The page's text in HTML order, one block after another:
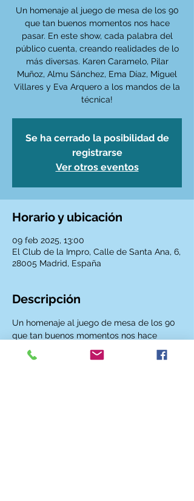
Un homenaje al juego de mesa de los 90
que tan buenos momentos nos hace
pasar. En este show, cada palabra del
público cuenta, creando realidades de lo
más diversas. Karen Caramelo, Pilar
Muñoz, Almu Sánchez, Ema Díaz, Miguel
Villares y Eva Arquero a los mandos de la
técnica!
Se ha cerrado la posibilidad de
registrarse
Ver otros eventos
Horario y ubicación
09 feb 2025, 13:00
El Club de la Impro, Calle de Santa Ana, 6,
28005 Madrid, España
Descripción
Un homenaje al juego de mesa de los 90
que tan buenos momentos nos hace
pasar. En esta versión Halloween del
show, cada palabra del público cuenta,